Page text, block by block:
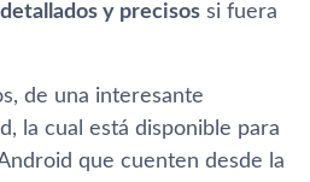
y precisos si fuera
de una interesante
la cual está disponible para
que cuenten desde la